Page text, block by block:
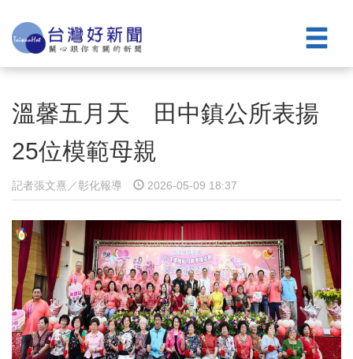
溫馨五月天 田中鎮公所表揚
25位模範母親
記者張文熹／彰化報導 2026-05-09 18:37